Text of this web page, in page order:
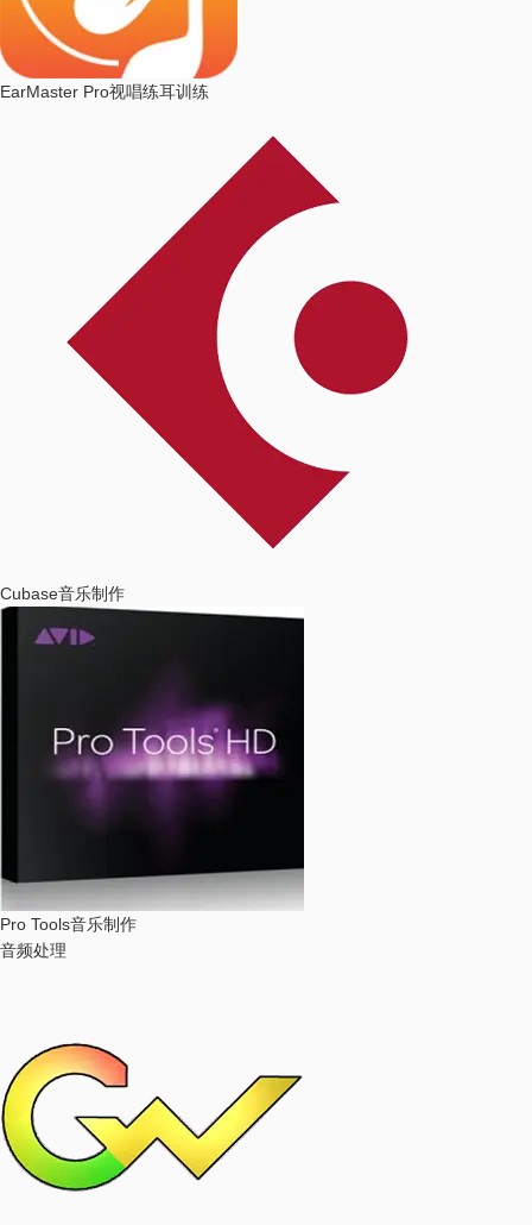
EarMaster Pro视唱练耳训练
Cubase音乐制作
Pro Tools音乐制作
音频处理